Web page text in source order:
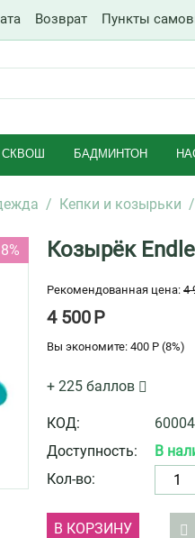
Возврат Пункты
СКВОШ БАДМИНТОН
/ Кепки и козырьки /
Козырёк
Рекомендованная цена: 4
4 500Р
Вы экономите: 400 Р (8%)
+ 225 баллов
КОД:
Доступность:
В
Кол-во:
В КОРЗИНУ